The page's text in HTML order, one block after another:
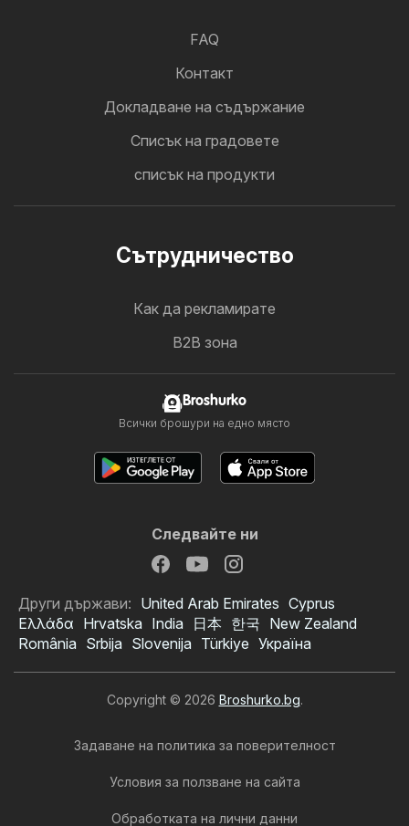
FAQ
Контакт
Докладване на съдържание
Cписък на градовете
списък на продукти
Cътрудничество
Как да рекламирате
B2B зона
Broshurko
Всички брошури на едно място
Следвайте ни
Други държави: United Arab Emirates Cyprus
Ελλάδα Hrvatska India 日本 한국 New Zealand
România Srbija Slovenija Türkiye Україна
Copyright © 2026 Broshurko.bg.
Задаване на политика за поверителност
Условия за ползване на сайта
Обработката на лични данни